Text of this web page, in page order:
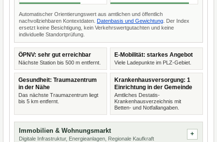
Automatischer Orientierungswert aus amtlichen und öffentlich
nachvollziehbaren Kontextdaten. Datenbasis und Gewichtung . Der Index
ersetzt keine Besichtigung, kein Verkehrswertgutachten und keine
individuelle Standortprüfung.
ÖPNV: sehr gut erreichbar
Nächste Station bis 500 m entfernt.
E-Mobilität: starkes Angebot
Viele Ladepunkte im PLZ-Gebiet.
Gesundheit: Traumazentrum
in der Nähe
Das nächste Traumazentrum liegt
bis 5 km entfernt.
Krankenhausversorgung: 1
Einrichtung in der Gemeinde
Amtliches Destatis-
Krankenhausverzeichnis mit
Betten- und Notfallangaben.
Immobilien & Wohnungsmarkt
Digitale Infrastruktur, Energieanlagen, Regionale Kaufkraft